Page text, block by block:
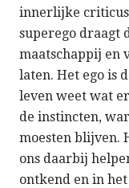
innerlijke
superego draagt
maatschappij en
laten. Het ego is
leven weet wat
de instincten,
moesten blijven.
ons daarbij
ontkend en in